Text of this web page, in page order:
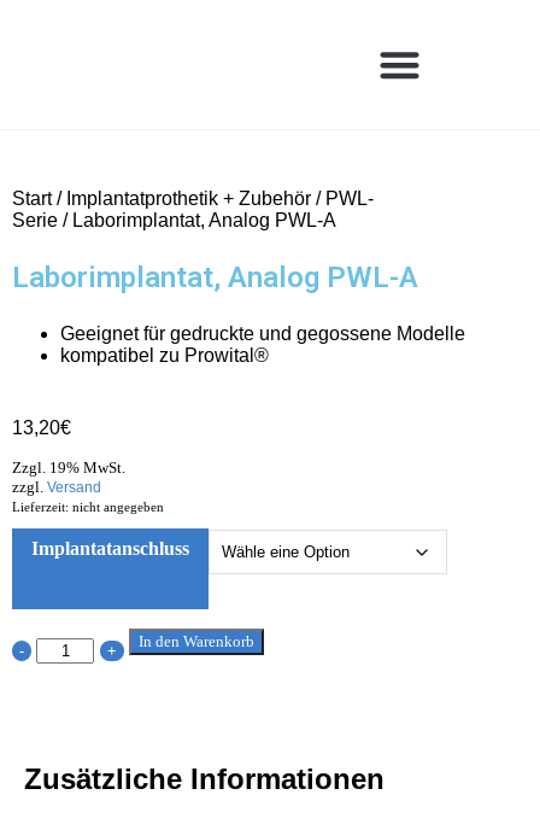
Start/ Implantatprothetik + Zubehör / PWL-
Serie / Laborimplantat, Analog PWL-A
Laborimplantat, Analog PWL-A
Geeignet für gedruckte und gegossene Modelle
kompatibel zu Prowital®
13,20€
Zzgl. 19% MwSt.
zzgl. Versand
Lieferzeit: nicht angegeben
Implantatanschluss
- +
In den Warenkorb
Zusätzliche Informationen